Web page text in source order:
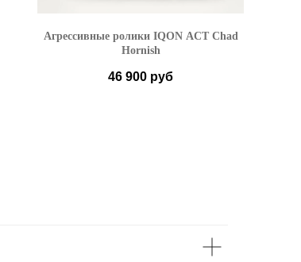
Агрессивные ролики IQON ACT Chad
Hornish
46 900 руб